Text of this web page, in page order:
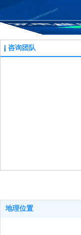
咨询团队
地理位置